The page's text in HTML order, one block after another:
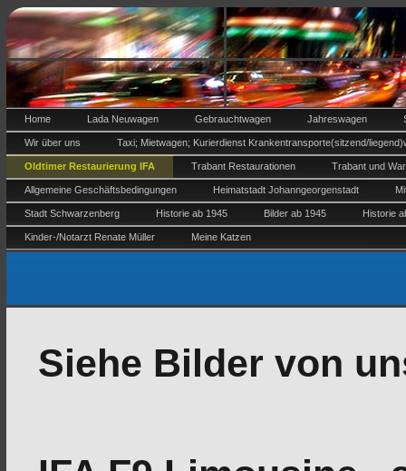
Home Lada Neuwagen Gebrauchtwagen Jahreswagen
Wir über uns Taxi; Mietwagen; Kurierdienst Krankentransporte(sitzend/
Oldtimer Restaurierung IFA Trabant Restaurationen Trabant und
Allgemeine Geschäftsbedingungen Heimatstadt Johanngeorgenstadt
Stadt Schwarzenberg Historie ab 1945 Bilder ab 1945 Historie
Kinder-/Notarzt Renate Müller Meine Katzen
Siehe Bilder von